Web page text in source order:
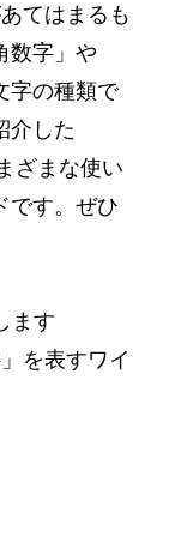
てはまるも
数字」や
字の種類で
介した
ざまな使い
です。ぜひ
ます
を表すワイ